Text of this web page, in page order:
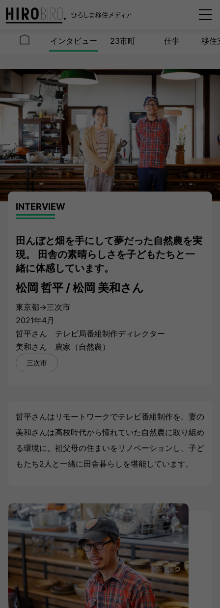
インタビュー 23市町 仕事 移住
INTERVIEW
田んぼと畑を手にして夢だった自然農を実
現。 田舎の素晴らしさを子どもたちと一
緒に体感しています。
松岡 哲平 / 松岡 美和さん
東京都→三次市
2021年4月
哲平さん テレビ局番組制作ディレクター
美和さん 農家（自然農）
三次市
哲平さんはリモートワークでテレビ番組制作を。妻の
美和さんは高校時代から憧れていた自然農に取り組め
る環境に。祖父母の住まいをリノベーションし、子ど
もたち2人と一緒に田舎暮らしを堪能しています。